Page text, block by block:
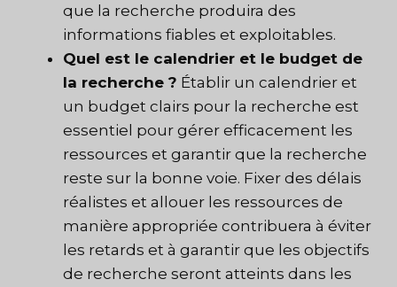
que la recherche produira des
informations fiables et exploitables.
Quel est le calendrier et le budget de
la recherche ? Établir un calendrier et
un budget clairs pour la recherche est
essentiel pour gérer efficacement les
ressources et garantir que la recherche
reste sur la bonne voie. Fixer des délais
réalistes et allouer les ressources de
manière appropriée contribuera à éviter
les retards et à garantir que les objectifs
de recherche seront atteints dans les